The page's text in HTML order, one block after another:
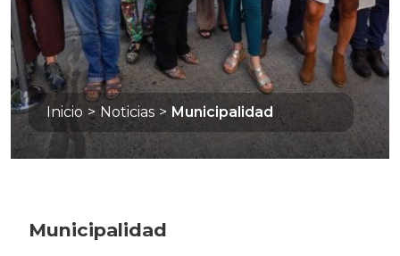
Inicio > Noticias > Municipalidad
Municipalidad